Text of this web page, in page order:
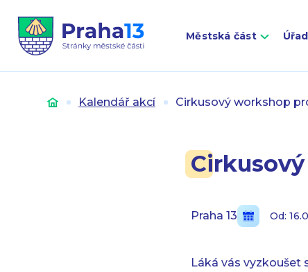
Městská část
Úvod Kalendář akcí Cirkusový workshop
Praha 13 Od:
Láká vás vyzkoušet